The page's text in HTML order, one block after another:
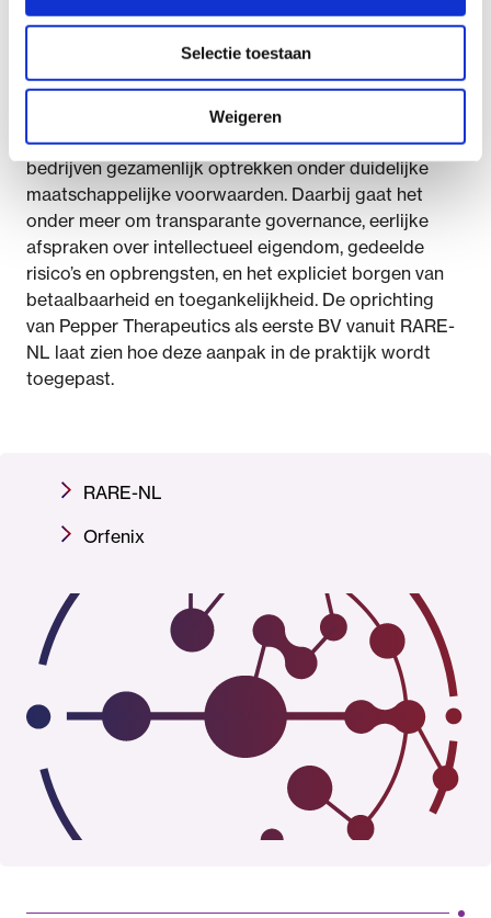
Selectie toestaan
Weigeren
RARE-NL, samenwerkingshub van FAST
verbindende rol. RARE-NL is de Nederlandse
samenwerkingshub van FAST. RARE-NL stimuleert
samenwerkingen waarin academische centra,
patiëntenorganisaties, maatschappelijke fondsen en
bedrijven gezamenlijk optrekken onder duidelijke
maatschappelijke voorwaarden. Daarbij gaat het
onder meer om transparante governance, eerlijke
afspraken over intellectueel eigendom, gedeelde
risico’s en opbrengsten, en het expliciet borgen van
betaalbaarheid en toegankelijkheid. De oprichting
van Pepper Therapeutics als eerste BV vanuit RARE-
NL laat zien hoe deze aanpak in de praktijk wordt
toegepast.
RARE-NL
Orfenix